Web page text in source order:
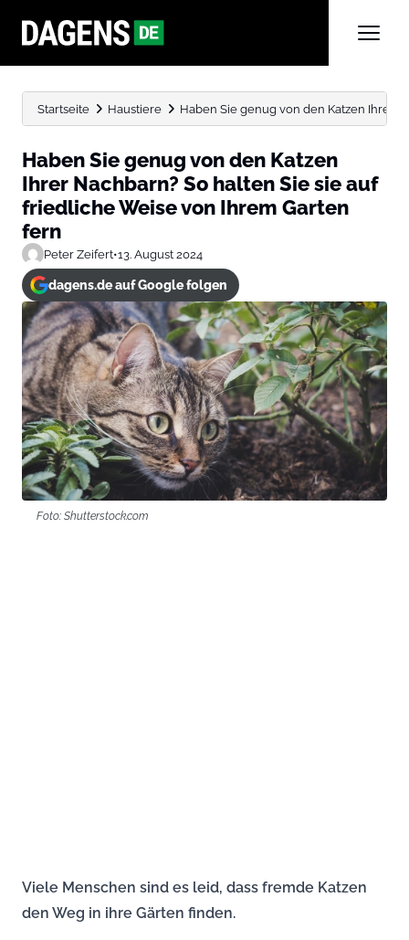
Startseite Haustiere Haben Sie genug von den Katzen Ihrer
Haben Sie genug von den Katzen
Ihrer Nachbarn? So halten Sie sie auf
friedliche Weise von Ihrem Garten
fern
Peter Zeifert•13. August 2024
dagens.de auf Google folgen
Foto: Shutterstock.com
Viele Menschen sind es leid, dass fremde Katzen
den Weg in ihre Gärten finden.